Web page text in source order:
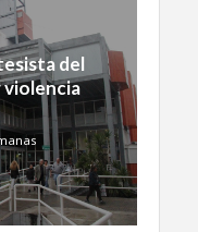
del
violencia